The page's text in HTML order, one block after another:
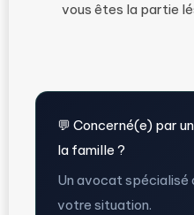
vous êtes la partie
💬 Concerné(e) par
la famille ?
Un avocat
votre situation.